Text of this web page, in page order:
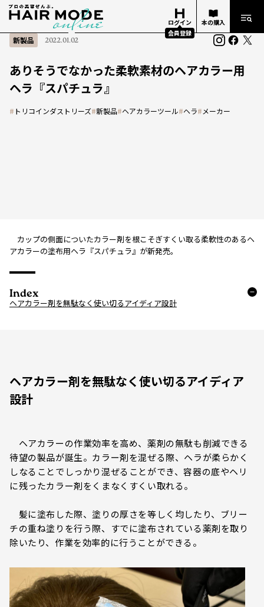
ログイン
会員登録
本の購入
新製品 2022.01.02
ありそうでなかった柔軟素材のヘアカラー用
ヘラ『スパチュラ』
# トリコインダストリーズ#新製品#ヘアカラーツール#ヘラ# メーカー
カップの側面についたカラー剤を根こそぎすくい取る柔軟性のあるヘ
アカラーの塗布用ヘラ『スパチュラ』が新発売。
Index
ヘアカラー剤を無駄なく使い切るアイディア設計
ヘアカラー剤を無駄なく使い切るアイディア
設計
ヘアカラーの作業効率を高め、薬剤の無駄も削減できる
待望の製品が誕生。カラー剤を混ぜる際、ヘラが柔らかく
しなることでしっかり混ぜることができ、容器の底やヘリ
に残ったカラー剤をくまなくすくい取れる。
髪に塗布した際、塗りの厚さを等しく均したり、ブリー
チの重ね塗りを行う際、すでに塗布されている薬剤を取り
除いたり、作業を効率的に行うことができる。